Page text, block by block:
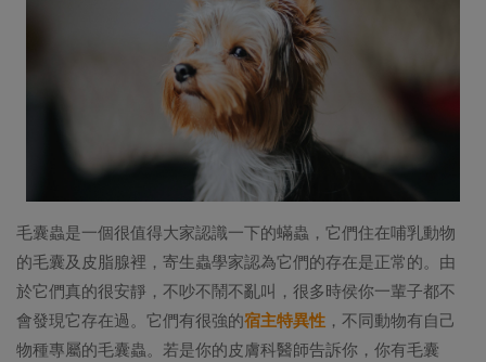
毛囊蟲是一個很值得大家認識一下的蟎蟲，它們住在哺乳動物
的毛囊及皮脂腺裡，寄生蟲學家認為它們的存在是正常的。由
於它們真的很安靜，不吵不鬧不亂叫，很多時侯你一輩子都不
會發現它存在過。它們有很強的宿主特異性 ，不同動物有自己
物種專屬的毛囊蟲。若是你的皮膚科醫師告訴你，你有毛囊